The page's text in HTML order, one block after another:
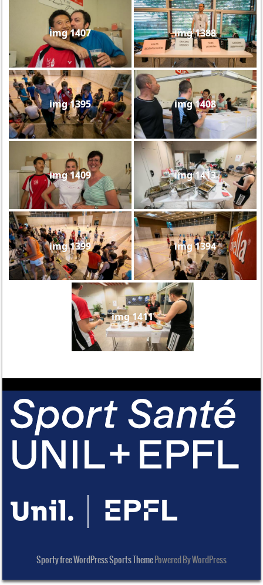
img 1407 img 1388
img 1395 img 1408
img 1409 img 1413
img 1399 img 1394
img 1411
Sporty free WordPress Sports ThemePowered By WordPress